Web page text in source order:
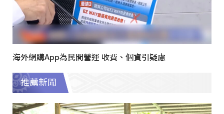
海外網購App為民間營運 收費、個資引疑慮
推薦新聞